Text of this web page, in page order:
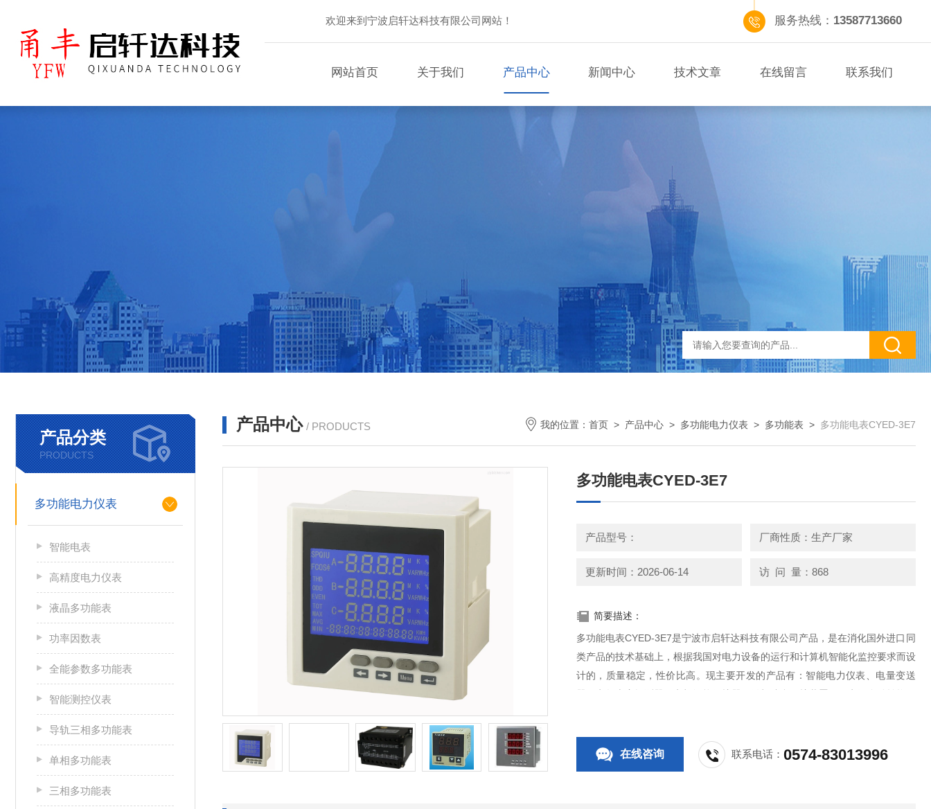
欢迎来到宁波启轩达科技有限公司网站！ 服务热线： 13587713660
网站首页 关于我们 产品中心 新闻中心 技术文章 在线留言 联系我们
产品分类
PRODUCTS
多功能电力仪表
智能电表
高精度电力仪表
液晶多功能表
功率因数表
全能参数多功能表
智能测控仪表
导轨三相多功能表
单相多功能表
三相多功能表
产品中心 / PRODUCTS 我的位置： 首页 > 产品中心 > 多功能电力仪表 > 多功能表 > 多功能电表CYED-3E7
多功能电表CYED-3E7
产品型号： 厂商性质：生产厂家
更新时间：2026-06-14 访 问 量：868
简要描述：
多功能电表CYED-3E7是宁波市启轩达科技有限公司产品，是在消化国外进口同
类产品的技术基础上，根据我国对电力设备的运行和计算机智能化监控要求而设
计的，质量稳定，性价比高。现主要开发的产品有：智能电力仪表、电量变送
器、电气火灾探测器、电机智能保护器、微机综合保护装置、双电源自动转换开
在线咨询 联系电话：0574-83013996